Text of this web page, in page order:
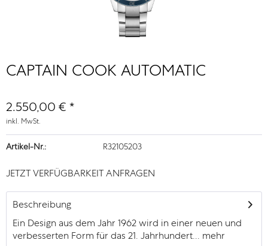
CAPTAIN COOK AUTOMATIC
2.550,00 € *
inkl. MwSt.
Artikel-Nr.: R32105203
JETZT VERFÜGBARKEIT ANFRAGEN
Beschreibung
Ein Design aus dem Jahr 1962 wird in einer neuen und
verbesserten Form für das 21. Jahrhundert... mehr